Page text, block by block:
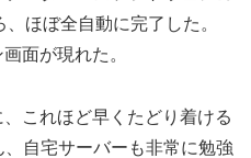
ほぼ全自動に完了した。
面が現れた。
これほど早くたどり着ける
自宅サーバーも非常に勉強